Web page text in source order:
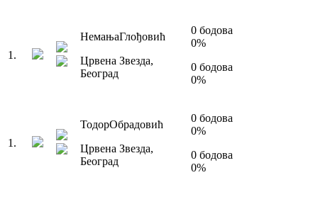
1 .
НемањаГлођовић
Црвена Звезда,
Београд
0 бодова
0%
0 бодова
0%
1 .
ТодорОбрадовић
Црвена Звезда,
Београд
0 бодова
0%
0 бодова
0%